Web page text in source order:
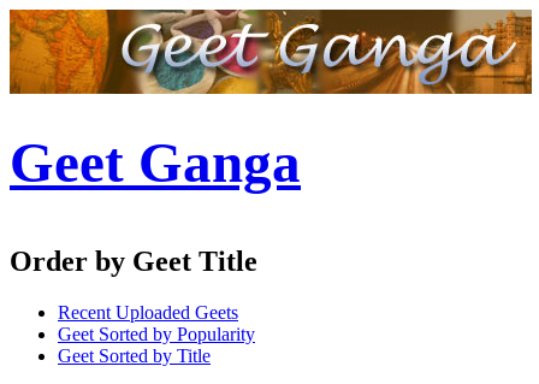
Geet Ganga
Order by Geet Title
Recent Uploaded Geets
Geet Sorted by Popularity
Geet Sorted by Title